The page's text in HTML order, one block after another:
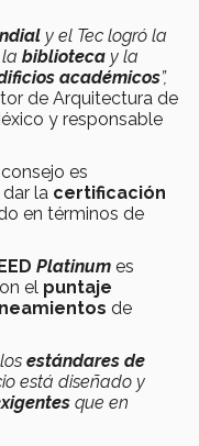
y el Tec logró la
biblioteca y la
académicos”,
de Arquitectura de
y responsable
es
la certificación
en términos de
Platinum es
el puntaje
de
estándares de
está diseñado y
que en